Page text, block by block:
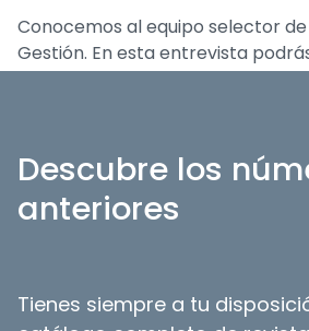
Conocemos al equipo selector
Gestión. En esta entrevista
suasset allocationactual y los
Además, los profesionales del
sus perspectivas para la renta
final de año y aprovechamos
sombra pero parece estar
Descubre los
anteriores
Tienes siempre a tu